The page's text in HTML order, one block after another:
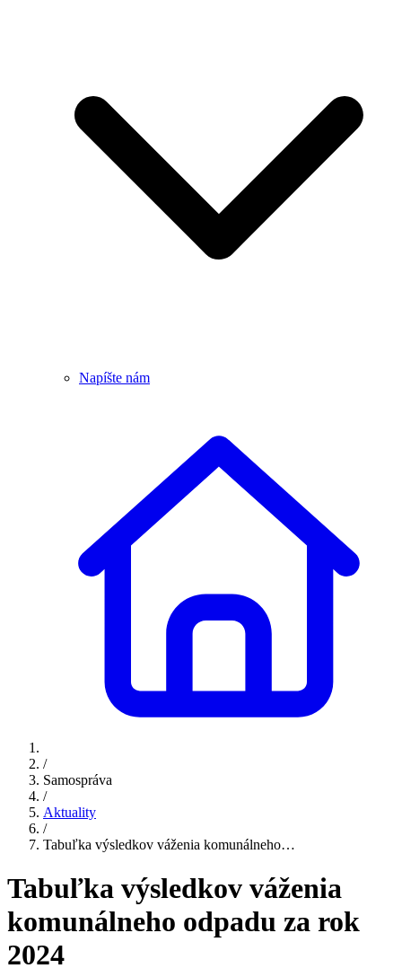
Napíšte nám
/
Samospráva
/
Aktuality
/
Tabuľka výsledkov váženia komunálneho…
Tabuľka výsledkov váženia
komunálneho odpadu za rok
2024